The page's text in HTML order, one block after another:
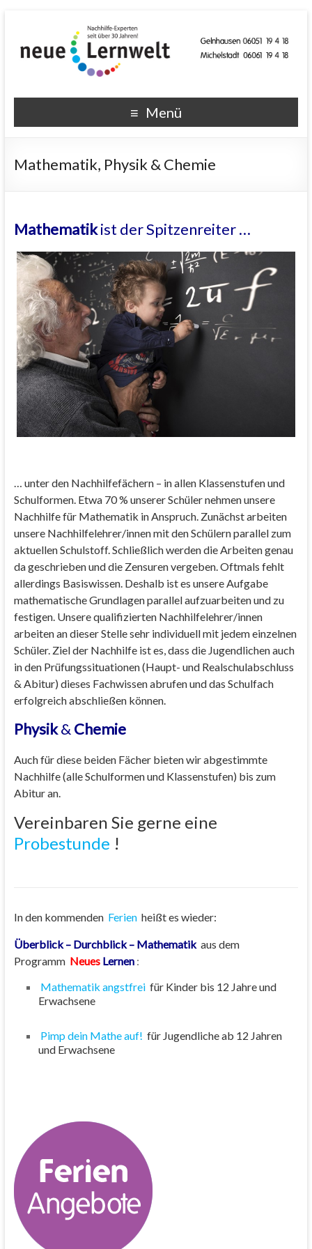
Menü
Mathematik, Physik & Chemie
Mathematikist der Spitzenreiter …
… unter den Nachhilfefächern – in allen Klassenstufen und
Schulformen. Etwa 70 % unserer Schüler nehmen unsere
Nachhilfe für Mathematik in Anspruch. Zunächst arbeiten
unsere Nachhilfelehrer/innen mit den Schülern parallel zum
aktuellen Schulstoff. Schließlich werden die Arbeiten genau
da geschrieben und die Zensuren vergeben. Oftmals fehlt
allerdings Basiswissen. Deshalb ist es unsere Aufgabe
mathematische Grundlagen parallel aufzuarbeiten und zu
festigen. Unsere qualifizierten Nachhilfelehrer/innen
arbeiten an dieser Stelle sehr individuell mit jedem einzelnen
Schüler. Ziel der Nachhilfe ist es, dass die Jugendlichen auch
in den Prüfungssituationen (Haupt- und Realschulabschluss
& Abitur) dieses Fachwissen abrufen und das Schulfach
erfolgreich abschließen können.
Physik& Chemie
Auch für diese beiden Fächer bieten wir abgestimmte
Nachhilfe (alle Schulformen und Klassenstufen) bis zum
Abitur an.
Vereinbaren Sie gerne eine
Probestunde !
In den kommenden Ferien heißt es wieder:
Überblick – Durchblick – Mathematik aus dem
Programm NeuesLernen :
Mathematik angstfrei für Kinder bis 12 Jahre und
Erwachsene
Pimp dein Mathe auf! für Jugendliche ab 12 Jahren
und Erwachsene